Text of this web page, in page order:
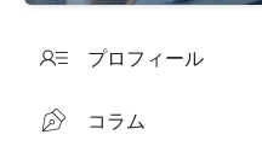
プロフィール
コラム